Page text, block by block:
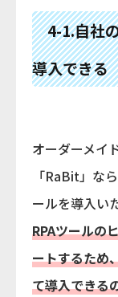
4-1.自社
導入できる
オーダーメイ
「RaBit」な
ールを導入い
RPAツールの
ートするため
て導入できる